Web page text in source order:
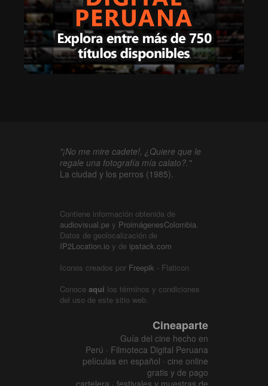
"¡No me mire cadete!, ¿Quiere que le
regale una fotografía mía calato?."
La ciudad y los perros (1985).
Contiene información obtenida de
audiovisual.pe y ProimágenesColombia.
Datos de geolocalización de
IP2Location.io y de ipstack.com
Iconos creados por Freepik - Flaticon
Conoce aquí los términos y condiciones
del uso de este sitio web.
Cineaparte
Guía del cine hecho en
Perú · Filmoteca Digital Peruana
películas en español · cine online
gratis y de pago